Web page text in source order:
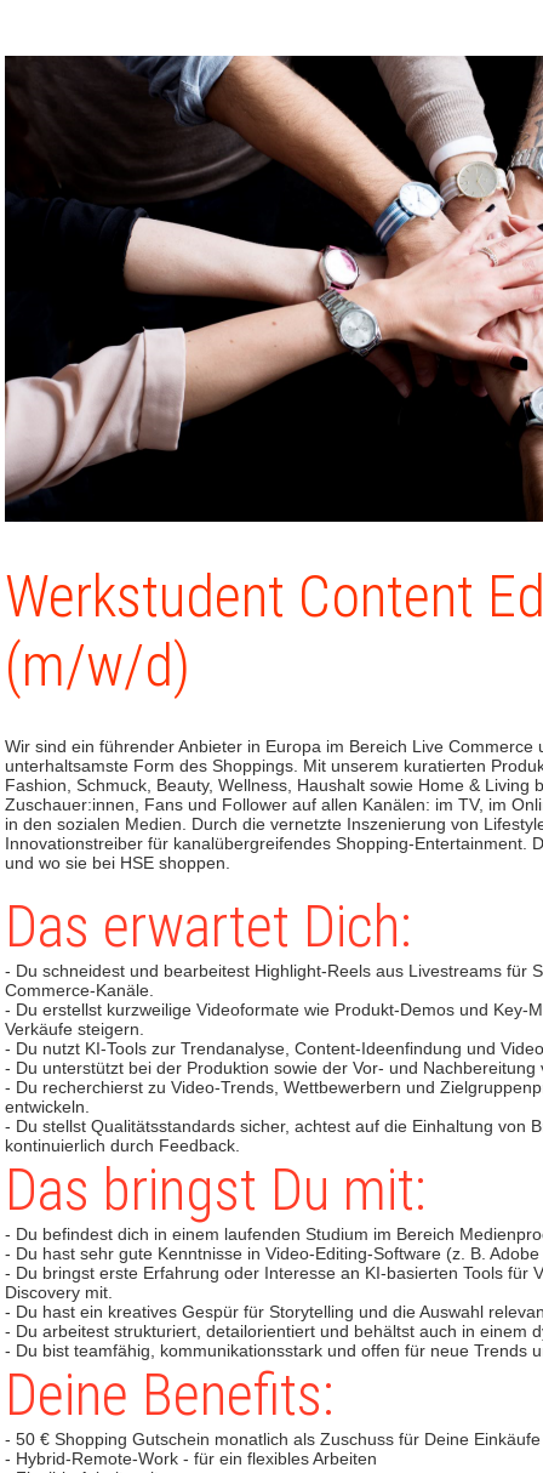
Werkstudent Content
(m/w/d)
Wir sind ein führender Anbieter in Europa im Bereich Live
unterhaltsamste Form des Shoppings. Mit unserem kuratierten
Fashion, Schmuck, Beauty, Wellness, Haushalt sowie Home & Living
Zuschauer:innen, Fans und Follower auf allen Kanälen: im TV, im
in den sozialen Medien. Durch die vernetzte Inszenierung von
Innovationstreiber für kanalübergreifendes Shopping-Entertainment.
und wo sie bei HSE shoppen.
Das erwartet Dich:
- Du schneidest und bearbeitest Highlight-Reels aus Livestreams für
Commerce-Kanäle.
- Du erstellst kurzweilige Videoformate wie Produkt-Demos und Key-
Verkäufe steigern.
- Du nutzt KI-Tools zur Trendanalyse, Content-Ideenfindung und
- Du unterstützt bei der Produktion sowie der Vor- und
- Du recherchierst zu Video-Trends, Wettbewerbern und
entwickeln.
- Du stellst Qualitätsstandards sicher, achtest auf die Einhaltung von
kontinuierlich durch Feedback.
Das bringst Du mit:
- Du befindest dich in einem laufenden Studium im Bereich
- Du hast sehr gute Kenntnisse in Video-Editing-Software (z. B.
- Du bringst erste Erfahrung oder Interesse an KI-basierten Tools für
Discovery mit.
- Du hast ein kreatives Gespür für Storytelling und die Auswahl
- Du arbeitest strukturiert, detailorientiert und behältst auch in einem
- Du bist teamfähig, kommunikationsstark und offen für neue Trends
Deine Benefits:
- 50 € Shopping Gutschein monatlich als Zuschuss für Deine Einkäufe
- Hybrid-Remote-Work - für ein flexibles Arbeiten